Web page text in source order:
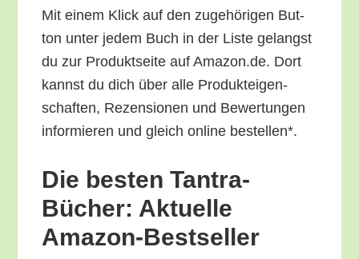
Mit einem Klick auf den zuge­hö­ri­gen But­
ton unter jedem Buch in der Lis­te gelangst
du zur Pro­dukt­sei­te auf Amazon.de. Dort
kannst du dich über alle Pro­duk­tei­gen­
schaf­ten, Rezen­sio­nen und Bewer­tun­gen
infor­mie­ren und gleich online bestellen*.
Die bes­ten Tan­tra-
Bücher: Aktu­el­le
Amazon-Bestseller